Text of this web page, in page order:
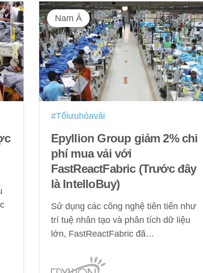
Nam Á
#Tốiưuhóavải
Epyllion Group giảm 2% chi
phí mua vải với
FastReactFabric (Trước đây
là IntelloBuy)
Sử dụng các công nghệ tiên tiến như
trí tuệ nhân tạo và phân tích dữ liệu
lớn, FastReactFabric đã…